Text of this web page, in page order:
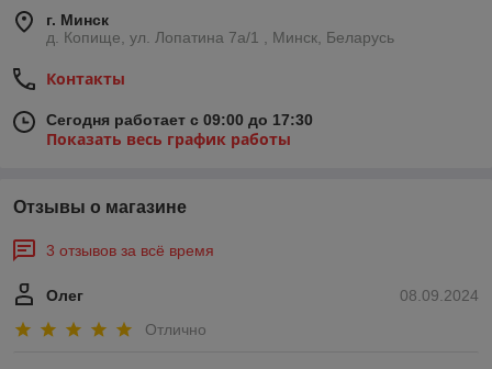
г. Минск
д. Копище, ул. Лопатина 7а/1 , Минск, Беларусь
Контакты
Сегодня работает с 09:00 до 17:30
Показать весь график работы
Отзывы о магазине
3 отзывов за всё время
08.09.2024
Олег
Отлично